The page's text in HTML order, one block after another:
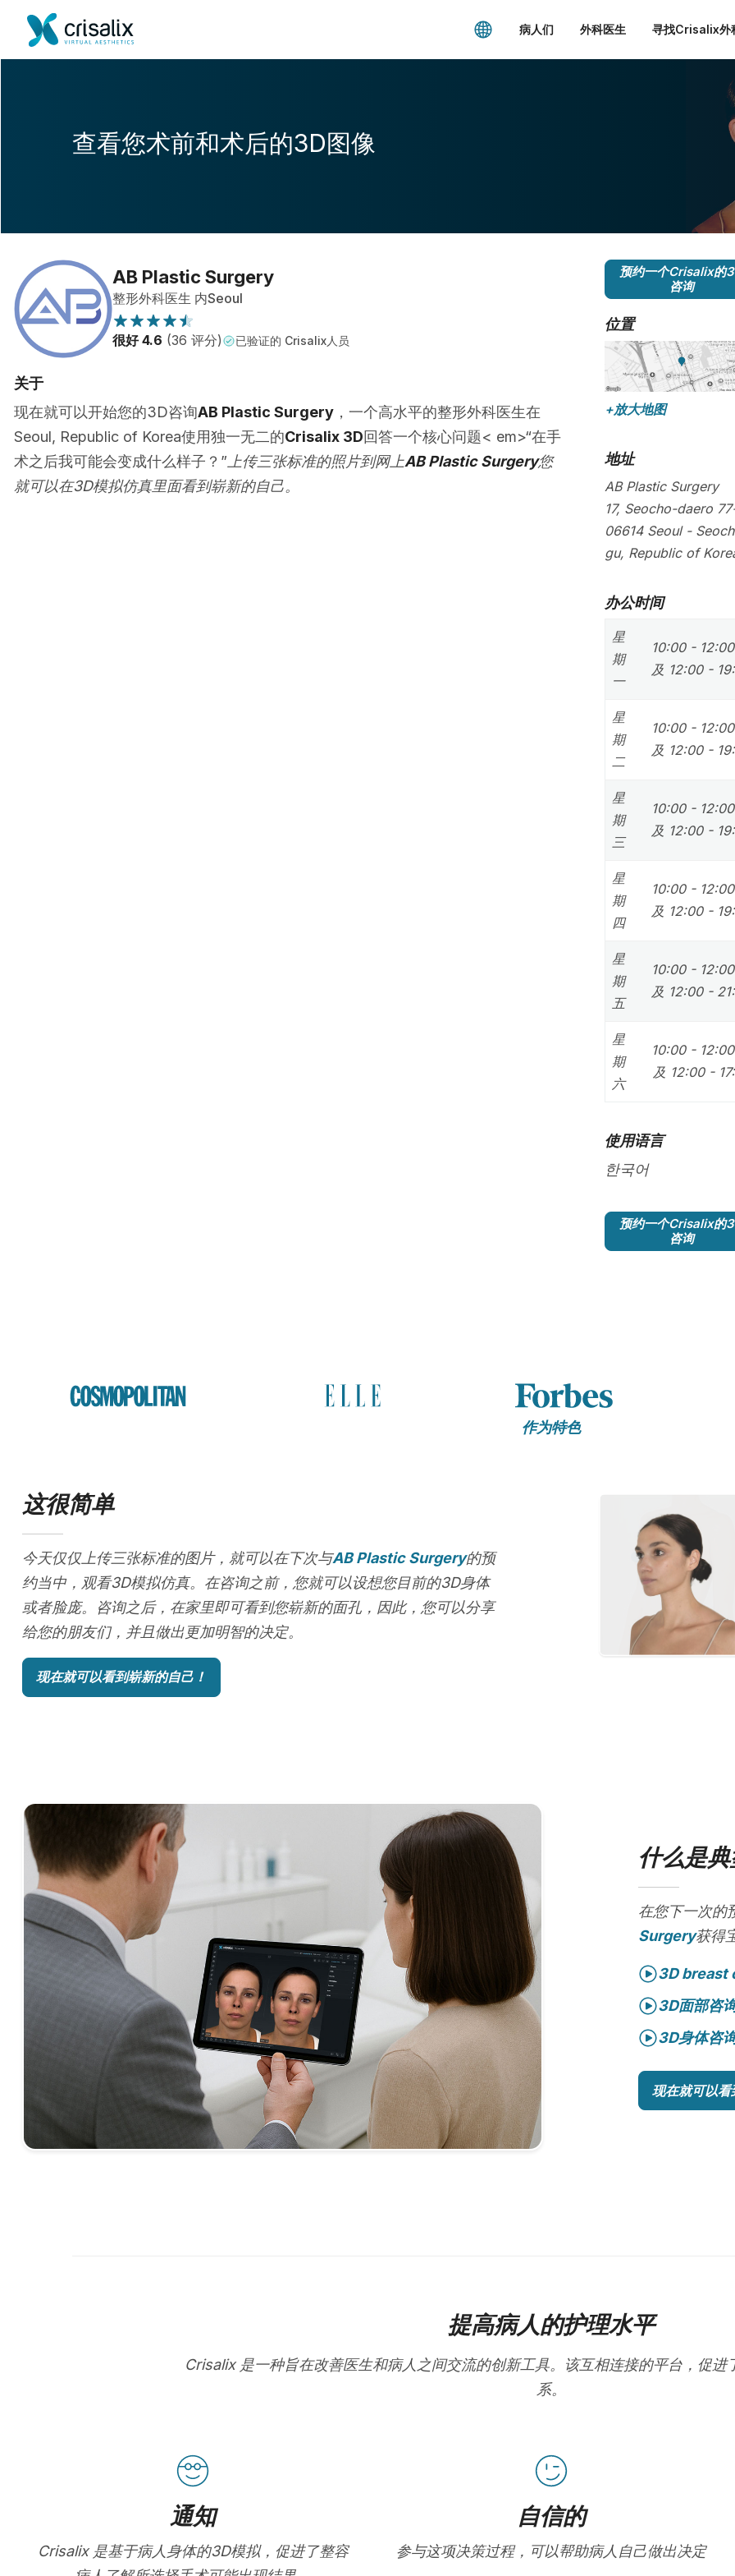
病人们 外科医生 寻找Crisalix外
查看您术前和术后的3D图像
AB Plastic Surgery
整形外科医生 内Seoul
很好 4.6 (36 评分) 已验证的 Crisalix人员
关于
现在就可以开始您的3D咨询AB Plastic Surgery ，一个高水平的整形外科医生在
Seoul, Republic of Korea使用独一无二的Crisalix 3D回答一个核心问题< em>“在手
术之后我可能会变成什么样子？” 上传三张标准的照片到网上AB Plastic Surgery您
就可以在3D模拟仿真里面看到崭新的自己。
预约一个Crisalix的
咨询
位置
+放大地图
地址
AB Plastic Surgery
17, Seocho-daero
06614 Seoul-
gu, Republic of
办公时间
星
期
一
10:00 -
及 12:00 -
星
期
二
10:00 -
及 12:00 -
星
期
三
10:00 -
及 12:00 -
星
期
四
10:00 -
及 12:00 -
星
期
五
10:00 -
及 12:00 -
星
期
六
10:00 -
及 12:00 -
使用语言
한국어
预约一个Crisalix的
咨询
作为特色
这很简单
今天仅仅上传三张标准的图片，就可以在下次与AB Plastic Surgery的预
约当中，观看3D模拟仿真。在咨询之前，您就可以设想您目前的3D身体
或者脸庞。咨询之后，在家里即可看到您崭新的面孔，因此，您可以分享
给您的朋友们，并且做出更加明智的决定。
现在就可以看到崭新的自己！
什么是
在您下一次的
Surgery获得
3D breast
3D面部咨
3D身体咨
现在就可以
提高病人的护理水平
Crisalix 是一种旨在改善医生和病人之间交流的创新工具。该互相连接的平台，促进
系。
通知
Crisalix 是基于病人身体的3D模拟，促进了整容
自信的
参与这项决策过程，可以帮助病人自己做出决定